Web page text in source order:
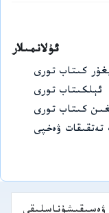
ئۇلانمىلار
كىتاب تورى
ئېلكىتاب تورى
كىتاب تورى
ۋەخپى